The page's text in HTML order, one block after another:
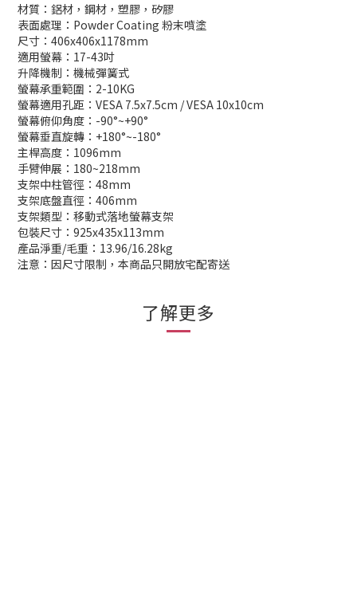
材質：鋁材，鋼材，塑膠，矽膠
表面處理：Powder Coating 粉末噴塗
尺寸：406x406x1178mm
適用螢幕：17-43吋
升降機制：機械彈簧式
螢幕承重範圍：2-10KG
螢幕適用孔距：VESA 7.5x7.5cm / VESA 10x10cm
螢幕俯仰角度：-90°~+90°
螢幕垂直旋轉：+180°~-180°
主桿高度：1096mm
手臂伸展：180~218mm
支架中柱管徑：48mm
支架底盤直徑：406mm
支架類型：移動式落地螢幕支架
包裝尺寸：925x435x113mm
產品淨重/毛重：13.96/16.28kg
注意：因尺寸限制，本商品只開放宅配寄送
了解更多